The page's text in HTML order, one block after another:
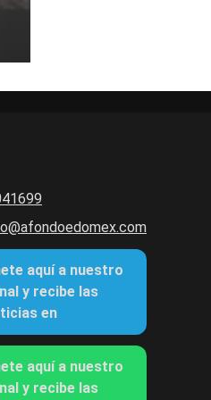
aquí a nuestro
y recibe las
en
aquí a nuestro
y recibe las